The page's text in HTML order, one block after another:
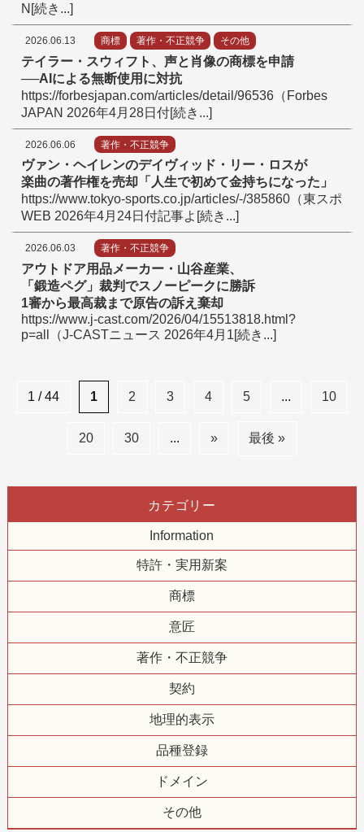
N[続き...]
2026.06.13 商標 著作・不正競争 その他
テイラー・スウィフト、声と肖像の商標を申請
──AIによる無断使用に対抗
https://forbesjapan.com/articles/detail/96536（Forbes
JAPAN 2026年4月28日付[続き...]
2026.06.06 著作・不正競争
ヴァン・ヘイレンのデイヴィッド・リー・ロスが
楽曲の著作権を売却 「 人生で初めて金持ちになった 」
https://www.tokyo-sports.co.jp/articles/-/385860（東スポ
WEB 2026年4月24日付記事よ[続き...]
2026.06.03 著作・不正競争
アウトドア用品メーカー・山谷産業、
「鍛造ペグ」裁判でスノーピークに勝訴
1審から最高裁まで原告の訴え棄却
https://www.j-cast.com/2026/04/15513818.html?
p=all（J-CASTニュース 2026年4月1[続き...]
1 / 44 1 2 3 4 5 ... 10
20 30 ... » 最後 »
カテゴリー
Information
特許・実用新案
商標
意匠
著作・不正競争
契約
地理的表示
品種登録
ドメイン
その他